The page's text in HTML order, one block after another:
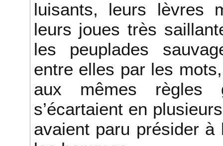
luisants, leurs lèvres
leurs joues très
les peuplades
entre elles par les
aux mêmes règles
s’écartaient en
avaient paru présider